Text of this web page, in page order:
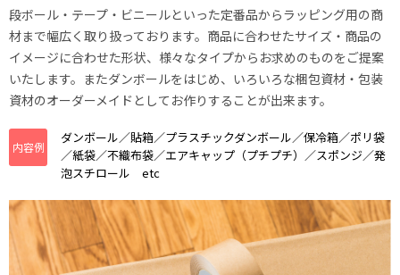
段ボール・テープ・ビニールといった定番品からラッピング用の商
材まで幅広く取り扱っております。商品に合わせたサイズ・商品の
イメージに合わせた形状、様々なタイプからお求めのものをご提案
いたします。またダンボールをはじめ、いろいろな梱包資材・包装
資材のオーダーメイドとしてお作りすることが出来ます。
内容例
ダンボール／貼箱／プラスチックダンボール／保冷箱／ポリ袋
／紙袋／不織布袋／エアキャップ（プチプチ）／スポンジ／発
泡スチロール etc